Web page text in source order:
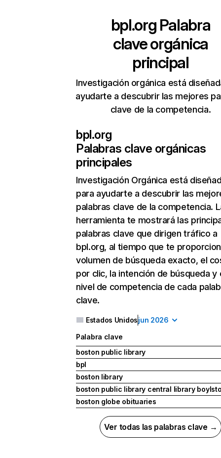
bpl.org Palabra
clave orgánica
principal
Investigación orgánica está
ayudarte a descubrir las mejores
clave de la competencia.
bpl.org
Palabras clave orgánicas
principales
Investigación Orgánica está
para ayudarte a descubrir las
palabras clave de la competencia.
herramienta te mostrará las
palabras clave que dirigen tráfico a
bpl.org, al tiempo que te
volumen de búsqueda exacto, el
por clic, la intención de búsqueda y
nivel de competencia de cada
clave.
Estados Unidosjun 2026
Palabra clave
boston public library
bpl
boston library
boston public library central library
boston globe obituaries
Ver todas las palabras clave →